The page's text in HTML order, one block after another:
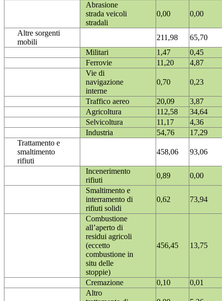
Abrasione
strada veicoli
stradali
0,00 0,00
Altre sorgenti
mobili
211,98
65,70
Militari
1,47
0,45
Ferrovie
11,20
4,87
Vie di
navigazione
interne
0,70 0,23
Traffico aereo 20,09
3,87
Agricoltura
112,58
34,64
Selvicoltura
11,17
4,36
Industria
54,76
17,29
Trattamento e
smaltimento
rifiuti
458,06 93,06
Incenerimento
rifiuti
0,89
0,00
Smaltimento e
interramento di
rifiuti solidi
0,62 73,94
Combustione
all’aperto di
residui agricoli
(eccetto
combustione in
situ delle
stoppie)
456,45 13,75
Cremazione 0,10
0,01
Altro